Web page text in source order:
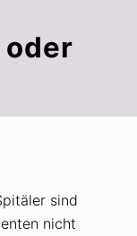
sind
nicht